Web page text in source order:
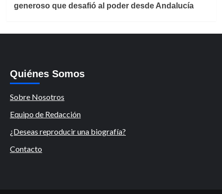
generoso que desafió al poder desde Andalucía
Quiénes Somos
Sobre Nosotros
Equipo de Redacción
¿Deseas reproducir una biografía?
Contacto